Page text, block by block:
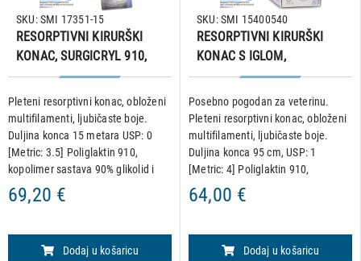
RESORPTIVNI KIRURŠKI
KONAC, SURGICRYL 910,
USP 0,špula 15 metara
Pleteni resorptivni konac, obloženi
multifilamenti, ljubičaste boje.
Duljina konca 15 metara USP: 0
[Metric: 3.5] Poliglaktin 910,
kopolimer sastava 90% glikolid i
10% L-laktid. • Hidrolitičko
djelovanje kojim se materijal
SKU: SMI 17351-15
69,20 €
Dodaj u košaricu
RESORPTIVNI KIRURŠKI
KONAC S IGLOM,
SURGICRYL 910, USP 1,
IGLA 1/2, okrugla - konusni
vrh, 40 mm/90 cm,
pakiranje od 12 komada
Posebno pogodan za veterinu.
Pleteni resorptivni konac, obloženi
multifilamenti, ljubičaste boje.
Duljina konca 95 cm, USP: 1
[Metric: 4] Poliglaktin 910,
kopolimer sastava 90% glikolid i
10% L-laktid. Igla: 1/2, okrugla igla
SKU: SMI 15400540
64,00 €
Dodaj u košaricu